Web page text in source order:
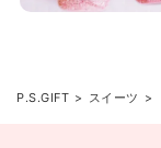
P.S.GIFT スイーツ